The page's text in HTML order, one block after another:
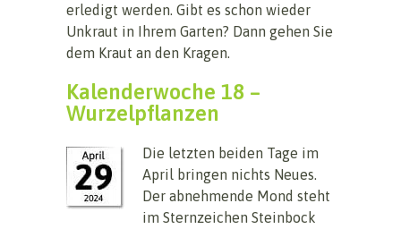
erledigt werden. Gibt es schon wieder
Unkraut in Ihrem Garten? Dann gehen Sie
dem Kraut an den Kragen.
Kalenderwoche 18 –
Wurzelpflanzen
Die letzten beiden Tage im
April bringen nichts Neues.
Der abnehmende Mond steht
im Sternzeichen Steinbock